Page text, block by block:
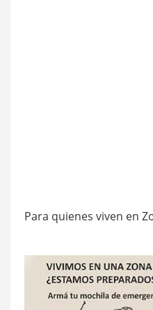
Para quienes viven en